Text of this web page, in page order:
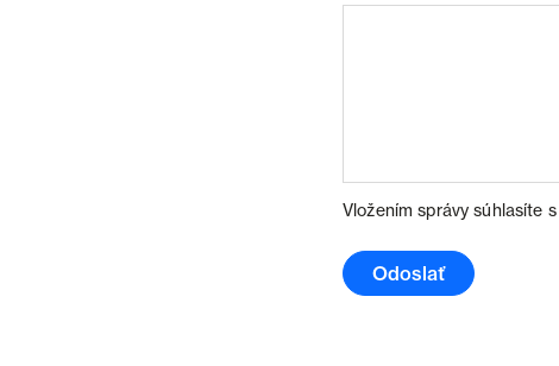
Vložením správy súhlasíte s
Odoslať